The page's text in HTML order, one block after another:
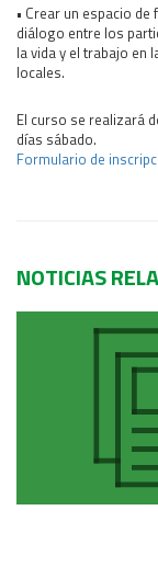
• Crear un espacio
diálogo entre los
la vida y el trabajo en
locales.
El curso se realizará
días sábado.
Formulario de
NOTICIAS